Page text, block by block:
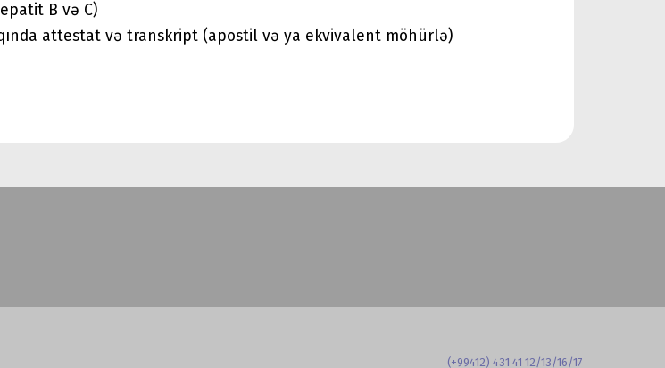
B və C)
attestat və transkript (apostil və ya ekvivalent möhürlə)
(+99412) 431 41 12/13/16/17